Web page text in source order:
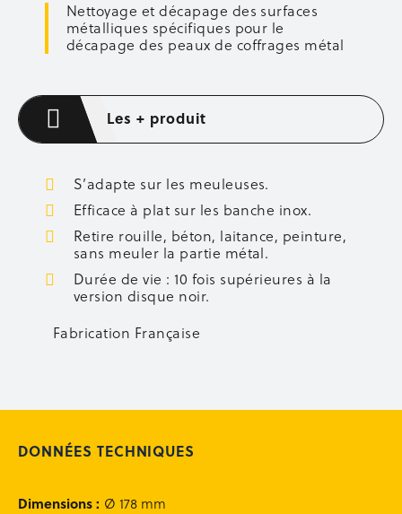
COFFRAGE MÉTALLIQUE
Tiges de coffrage
Boulons et écrous
Barrettes d’about de voiles
Lisses et sous-lisses
Entretien des banches
Occasion coffrage
ÉQUIPEMENT CHANTIER
Aménagement de chantier
Éclairage
Occasion stockage
Occasion bennes
Rachat de votre matériel
Nettoyage et décapage des surfaces
métalliques spécifiques pour le
décapage des peaux de coffrages métal
Les + produit
S’adapte sur les meuleuses.
Efficace à plat sur les banche inox.
Retire rouille, béton, laitance, peinture,
sans meuler la partie métal.
Durée de vie : 10 fois supérieures à la
version disque noir.
Fabrication Française
DONNÉES TECHNIQUES
Dimensions: Ø 178 mm